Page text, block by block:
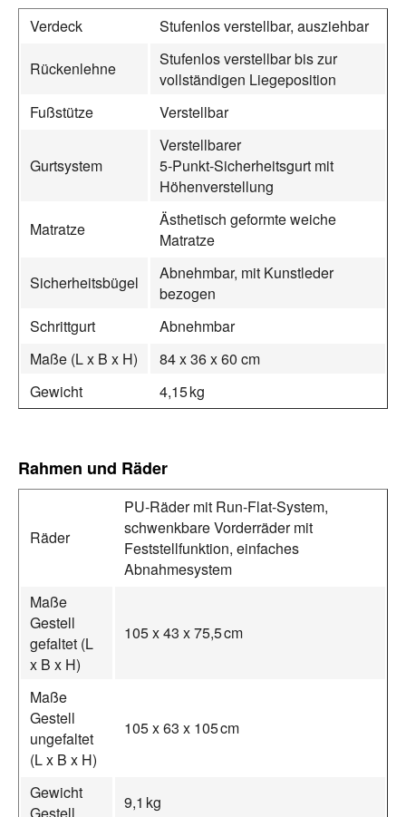
Verdeck Stufenlos verstellbar, ausziehbar
Rückenlehne
Stufenlos verstellbar bis zur
vollständigen Liegeposition
Fußstütze
Verstellbar
Gurtsystem
Verstellbarer
5‑Punkt‑Sicherheitsgurt mit
Höhenverstellung
Matratze
Ästhetisch geformte weiche
Matratze
Sicherheitsbügel
Abnehmbar, mit Kunstleder
bezogen
Schrittgurt
Abnehmbar
Maße (L x B x H)
84 x 36 x 60 cm
Gewicht
4,15 kg
Rahmen und Räder
Räder
PU‑Räder mit Run‑Flat‑System,
schwenkbare Vorderräder mit
Feststellfunktion, einfaches
Abnahmesystem
Maße
Gestell
gefaltet (L
x B x H)
105 x 43 x 75,5 cm
Maße
Gestell
ungefaltet
(L x B x H)
105 x 63 x 105 cm
Gewicht
Gestell
9,1 kg